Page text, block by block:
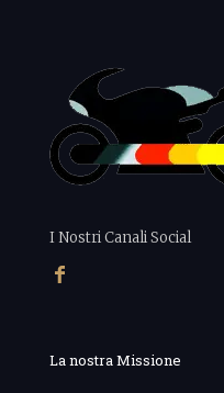
I Nostri Canali Social
La nostra Missione